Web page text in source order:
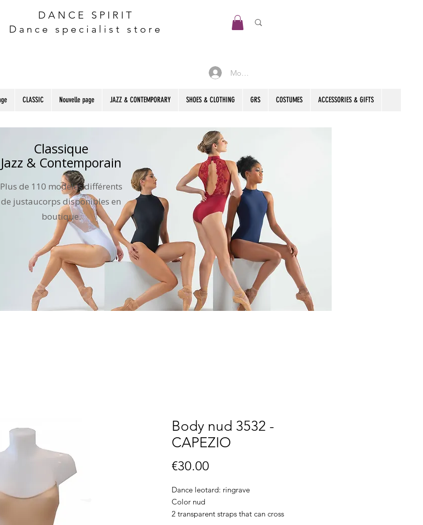
DANCE SPIRIT
Dance specialist store
Mon compte
CLASSIC Nouvelle page JAZZ & CONTEMPORARY SHOES & CLOTHING GRS COSTUMES ACCESSORIES & GIFTS
Classique
Jazz & Contemporain
Plus de 110 modèles différents
de justaucorps disponibles en
boutique.
Body nud 3532 -
CAPEZIO
€30.00
Dance leotard: ringrave
Color nud
2 transparent straps that can cross